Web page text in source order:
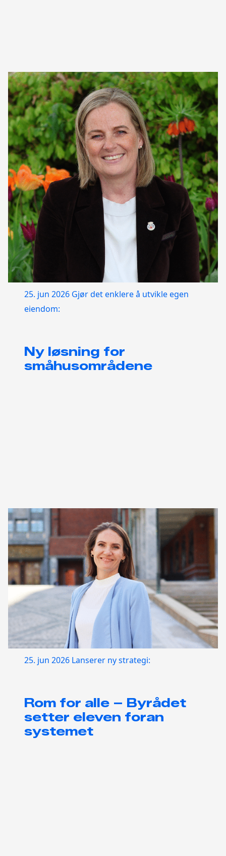
25. jun 2026 Gjør det enklere å utvikle egen
eiendom:
Ny løsning for
småhusområdene
25. jun 2026 Lanserer ny strategi:
Rom for alle – Byrådet
setter eleven foran
systemet